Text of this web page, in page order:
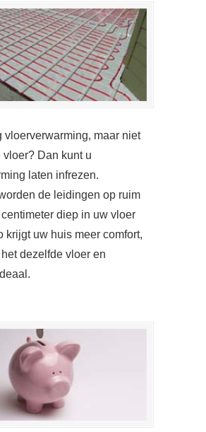
vloerverwarming, maar niet
Dan kunt u
laten infrezen.
de leidingen op ruim
diep in uw vloer
krijgt uw huis meer comfort,
dezelfde vloer en